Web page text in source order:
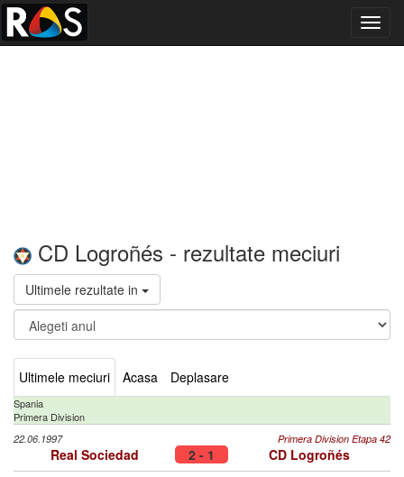
CD Logroñés - rezultate meciuri
Ultimele rezultate in
Ultimele meciuri Acasa Deplasare
Spania
Primera Division
22.06.1997 Primera Division Etapa 42
Real Sociedad 2 - 1 CD Logroñés